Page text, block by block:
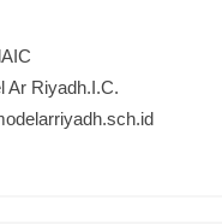
Ar Riyadh.I.C.